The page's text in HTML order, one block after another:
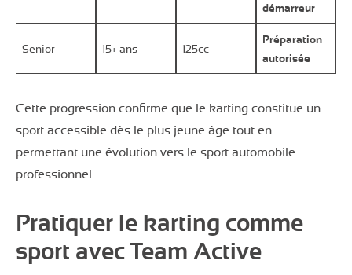
démarreur
Senior 15+ ans 125cc
Préparation
autorisée
Cette progression confirme que le karting constitue un
sport accessible dès le plus jeune âge tout en
permettant une évolution vers le sport automobile
professionnel.
Pratiquer le karting comme
sport avec Team Active